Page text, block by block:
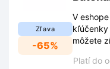
Zľava
-65%
V
kľúčenky
môžete
Platí do